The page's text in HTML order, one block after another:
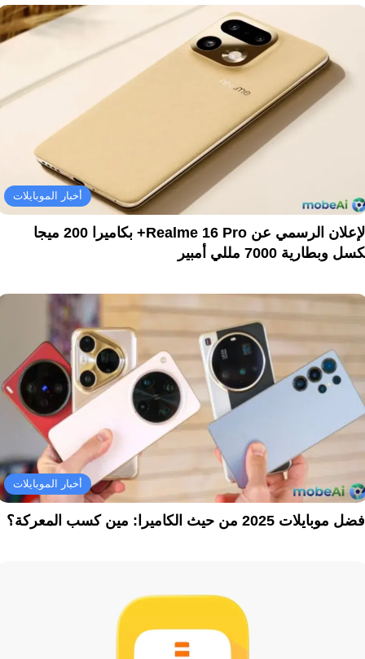
أخبار الموبايلات
الإعلان الرسمي عن Realme 16 Pro+ بكاميرا 200 ميجا
وبطارية 7000 مللي أمبير
أخبار الموبايلات
موبايلات 2025 من حيث الكاميرا: مين كسب المعركة؟